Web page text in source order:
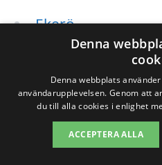
Ekerö
Jakobsberg
Hässelby
Denna
Denna webbplats
användarupplevelsen. Genom att
du till alla cookies i enlighet
ACCEPTERA ALLA